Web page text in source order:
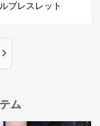
ブレスレット
›
ム